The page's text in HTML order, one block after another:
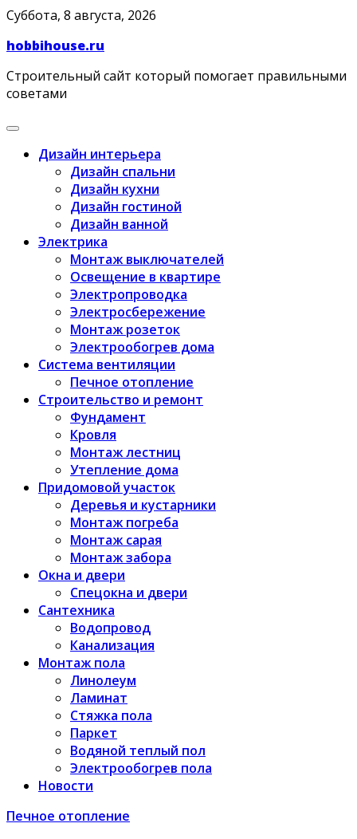
Skip
content
Суббота, 8 августа, 2026
hobbihouse.ru
Строительный сайт который помогает правильными
советами
Дизайн интерьера
Дизайн спальни
Дизайн кухни
Дизайн гостиной
Дизайн ванной
Электрика
Монтаж выключателей
Освещение в квартире
Электропроводка
Электросбережение
Монтаж розеток
Электрообогрев дома
Система вентиляции
Печное отопление
Строительство и ремонт
Фундамент
Кровля
Монтаж лестниц
Утепление дома
Придомовой участок
Деревья и кустарники
Монтаж погреба
Монтаж сарая
Монтаж забора
Окна и двери
Спецокна и двери
Сантехника
Водопровод
Канализация
Монтаж пола
Линолеум
Ламинат
Стяжка пола
Паркет
Водяной теплый пол
Электрообогрев пола
Новости
Печное отопление